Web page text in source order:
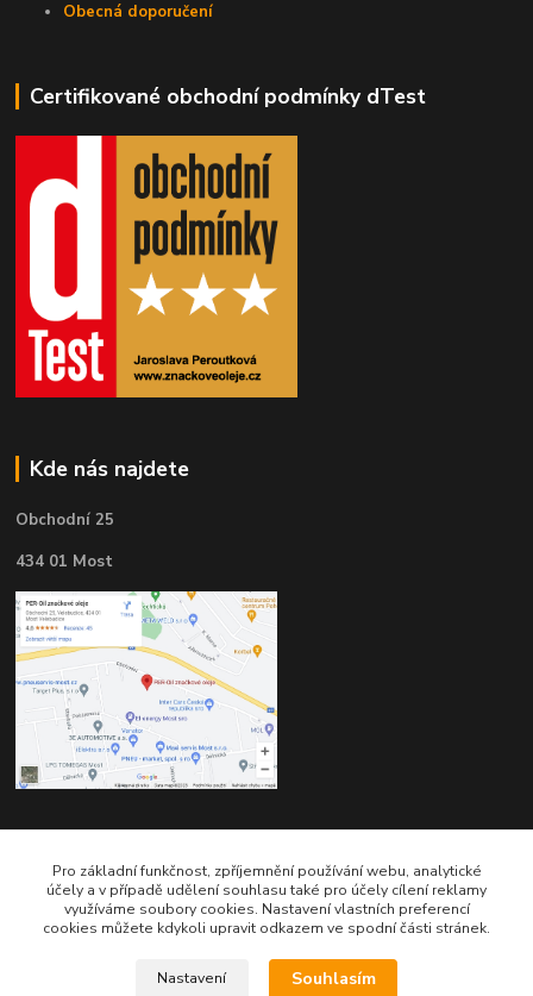
Obecná doporučení
Certifikované obchodní podmínky dTest
Kde nás najdete
Obchodní 25
434 01 Most
Kontakty
Pro základní funkčnost, zpříjemnění používání webu, analytické
účely a v případě udělení souhlasu také pro účely cílení reklamy
využíváme soubory cookies. Nastavení vlastních preferencí
cookies můžete kdykoli upravit odkazem ve spodní části stránek.
Nastavení Souhlasím